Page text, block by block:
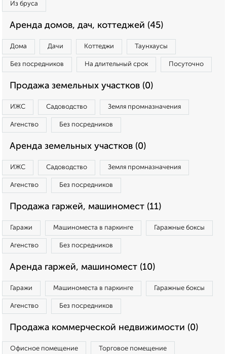
Из бруса
Аренда домов, дач, коттеджей (45)
Дома Дачи Коттеджи Таунхаусы
Без посредников На длительный срок Посуточно
Продажа земельных участков (0)
ИЖС Садоводство Земля промназначения
Агенство Без посредников
Аренда земельных участков (0)
ИЖС Садоводство Земля промназначения
Агенство Без посредников
Продажа гаржей, машиномест (11)
Гаражи Машиноместа в паркинге Гаражные боксы
Агенство Без посредников
Аренда гаржей, машиномест (10)
Гаражи Машиноместа в паркинге Гаражные боксы
Агенство Без посредников
Продажа коммерческой недвижимости (0)
Офисное помещение Торговое помещение